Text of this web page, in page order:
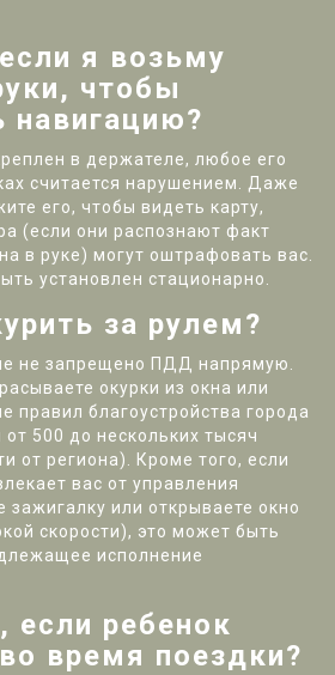
я возьму
чтобы
навигацию?
в держателе, любое его
считается нарушением. Даже
его, чтобы видеть карту,
(если они распознают факт
в руке) могут оштрафовать вас.
установлен стационарно.
за рулем?
не запрещено ПДД напрямую.
окурки из окна или
правил благоустройства города
500 до нескольких тысяч
от региона). Кроме того, если
вас от управления
или открываете окно
скорости), это может быть
исполнение
если ребенок
время поездки?